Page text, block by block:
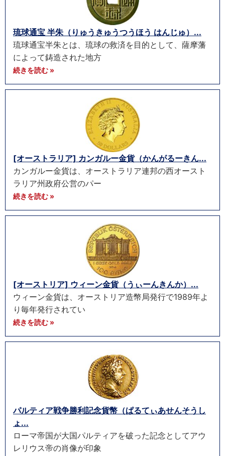
琉球通宝 半朱（りゅうきゅうつうほう はんじゅ）...
琉球通宝半朱とは、琉球の救済を目的として、薩摩藩
によって鋳造された地方
続きを読む »
[オーストラリア] カンガルー金貨（かんがるーきん...
カンガルー金貨は、オーストラリア連邦の西オースト
ラリア州政府公営のパー
続きを読む »
[オーストリア] ウィーン金貨（うぃーんきんか）...
ウィーン金貨は、オーストリア造幣局発行で1989年よ
り毎年発行されてい
続きを読む »
パルティア戦争勝利記念貨幣（ぱるてぃあせんそうし
ょ...
ローマ帝国が大国パルティアを破った記念としてアウ
レリウス帝の肖像が印象